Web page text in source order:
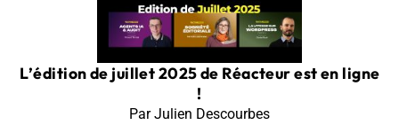
L’édition de juillet 2025 de Réacteur est en ligne
!
Par Julien Descourbes